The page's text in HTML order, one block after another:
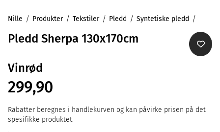
Nille Produkter Tekstiler Pledd Syntetiske pledd
Pledd Sherpa 130x170cm
Vinrød
299,90
Rabatter beregnes i handlekurven og kan påvirke prisen på det
spesifikke produktet.